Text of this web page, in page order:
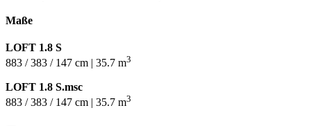
Maße
LOFT 1.8 S
883 / 383 / 147 cm | 35.7 m3
LOFT 1.8 S.msc
883 / 383 / 147 cm | 35.7 m3